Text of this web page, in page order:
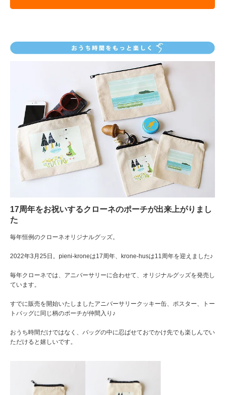
17周年をお祝いするクローネのポーチが出来上がりまし
た
毎年恒例のクローネオリジナルグッズ。
2022年3月25日。pieni-kroneは17周年、krone-husは11周年を迎えました♪
毎年クローネでは、アニバーサリーに合わせて、オリジナルグッズを発売し
ています。
すでに販売を開始いたしましたアニバーサリークッキー缶、ポスター、トー
トバッグに同じ柄のポーチが仲間入り♪
おうち時間だけではなく、バッグの中に忍ばせておでかけ先でも楽しんでい
ただけると嬉しいです。